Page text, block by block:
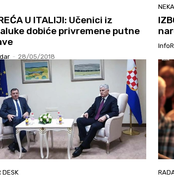
U ITALIJI: Učenici iz
dobiće privremene putne
- 28/05/2018
DESK